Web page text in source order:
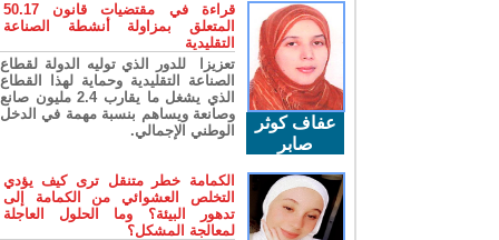
عفاف كوثر
صابر
قراءة في مقتضيات قانون 50.17
المتعلق بمزاولة أنشطة الصناعة
التقليدية
تعزيزا للدور الذي توليه الدولة لقطاع
الصناعة التقليدية وحماية لهذا القطاع
الذي يشغل ما يقارب 2.4 مليون صانع
وصانعة ويساهم بنسبة مهمة في الدخل
الوطني الإجمالي.
الكمامة خطر متنقل ترى كيف يؤدي
التخلص العشوائي من الكمامة إلى
تدهور البيئة؟ وما الحلول العاجلة
لمعالجة المشكل؟